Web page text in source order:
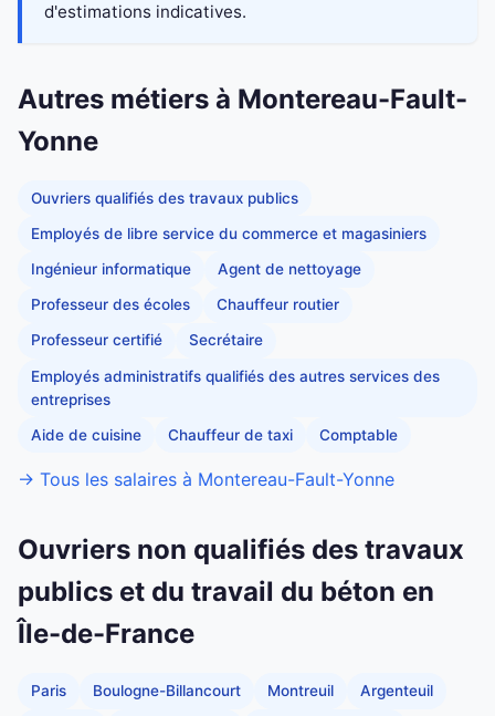
d'estimations indicatives.
Autres métiers à Montereau-Fault-
Yonne
Ouvriers qualifiés des travaux publics
Employés de libre service du commerce et magasiniers
Ingénieur informatique Agent de nettoyage
Professeur des écoles Chauffeur routier
Professeur certifié Secrétaire
Employés administratifs qualifiés des autres services des
entreprises
Aide de cuisine Chauffeur de taxi Comptable
→ Tous les salaires à Montereau-Fault-Yonne
Ouvriers non qualifiés des travaux
publics et du travail du béton en
Île-de-France
Paris Boulogne-Billancourt Montreuil Argenteuil